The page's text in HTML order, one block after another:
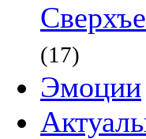
(17)
Эмоции